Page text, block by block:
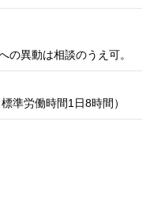
異動は相談のうえ可。
準労働時間1日8時間）